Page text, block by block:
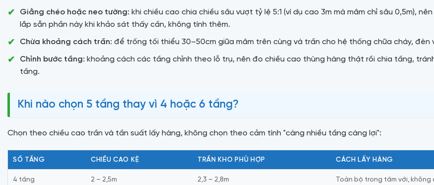
Giằng chéo hoặc neo tường: khi chiều cao chia chiều sâu vượt tỷ lệ 5:1 (ví dụ cao 3m mà mâm chỉ sâu 0,5m),
lắp sẵn phần này khi khảo sát thấy cần, không tính thêm.
Chừa khoảng cách trần: để trống tối thiểu 30–50cm giữa mâm trên cùng và trần cho hệ thống chữa cháy, đèn
Chỉnh bước tầng: khoảng cách các tầng chỉnh theo lỗ trụ, nên đo chiều cao thùng hàng thật rồi chia tầng,
tầng.
Khi nào chọn 5 tầng thay vì 4 hoặc 6 tầng?
Chọn theo chiều cao trần và tần suất lấy hàng, không chọn theo cảm tính "càng nhiều tầng càng lợi":
SỐ TẦNG CHIỀU CAO KỆ TRẦN KHO PHÙ HỢP CÁCH LẤY HÀNG
4 tầng 2 – 2,5m 2,3 – 2,8m Toàn bộ trong tầm với, không